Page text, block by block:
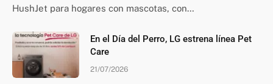
HushJet para hogares con mascotas, con…
En el Día del Perro, LG estrena línea Pet
Care
21/07/2026